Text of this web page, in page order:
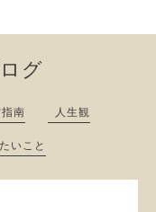
グ
南 人生観
いこと